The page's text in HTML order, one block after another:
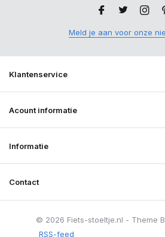
Meld je aan voor onze
Klantenservice
Acount informatie
Informatie
Contact
© 2026 Fiets-stoeltje.nl - Theme
RSS-feed